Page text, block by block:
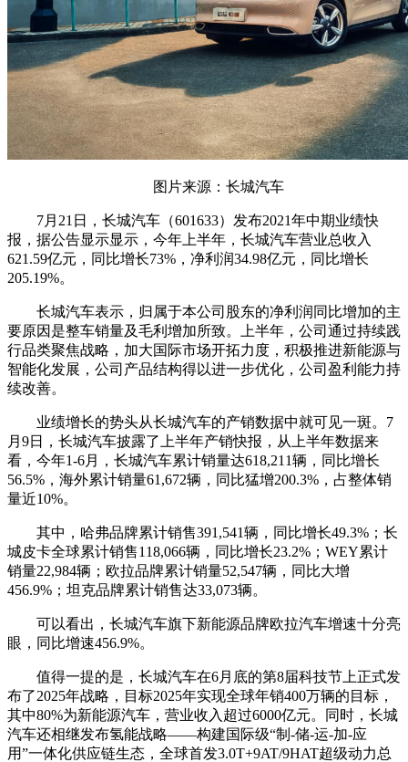
图片来源：长城汽车
7月21日，长城汽车（601633）发布2021年中期业绩快
报，据公告显示显示，今年上半年，长城汽车营业总收入
621.59亿元，同比增长73%，净利润34.98亿元，同比增长
205.19%。
长城汽车表示，归属于本公司股东的净利润同比增加的主
要原因是整车销量及毛利增加所致。上半年，公司通过持续践
行品类聚焦战略，加大国际市场开拓力度，积极推进新能源与
智能化发展，公司产品结构得以进一步优化，公司盈利能力持
续改善。
业绩增长的势头从长城汽车的产销数据中就可见一斑。7
月9日，长城汽车披露了上半年产销快报，从上半年数据来
看，今年1-6月，长城汽车累计销量达618,211辆，同比增长
56.5%，海外累计销量61,672辆，同比猛增200.3%，占整体销
量近10%。
其中，哈弗品牌累计销售391,541辆，同比增长49.3%；长
城皮卡全球累计销售118,066辆，同比增长23.2%；WEY累计
销量22,984辆；欧拉品牌累计销量52,547辆，同比大增
456.9%；坦克品牌累计销售达33,073辆。
可以看出，长城汽车旗下新能源品牌欧拉汽车增速十分亮
眼，同比增速456.9%。
值得一提的是，长城汽车在6月底的第8届科技节上正式发
布了2025年战略，目标2025年实现全球年销400万辆的目标，
其中80%为新能源汽车，营业收入超过6000亿元。同时，长城
汽车还相继发布氢能战略——构建国际级“制-储-运-加-应
用”一体化供应链生态，全球首发3.0T+9AT/9HAT超级动力总